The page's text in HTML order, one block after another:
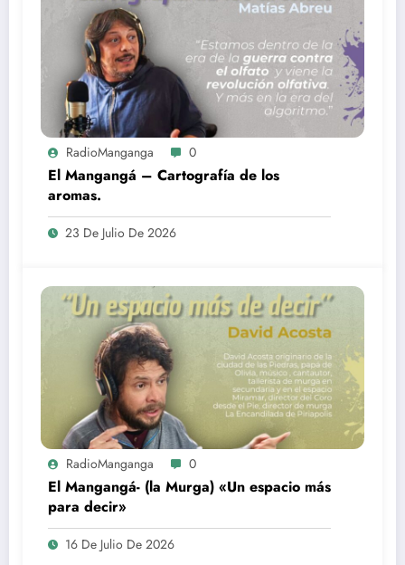
RadioManganga 0
El Mangangá – Cartografía de los
aromas.
23 De Julio De 2026
RadioManganga 0
El Mangangá- (la Murga) «Un espacio más
para decir»
16 De Julio De 2026